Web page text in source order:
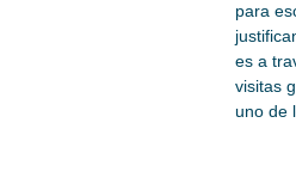
para
es a
visitas
uno de